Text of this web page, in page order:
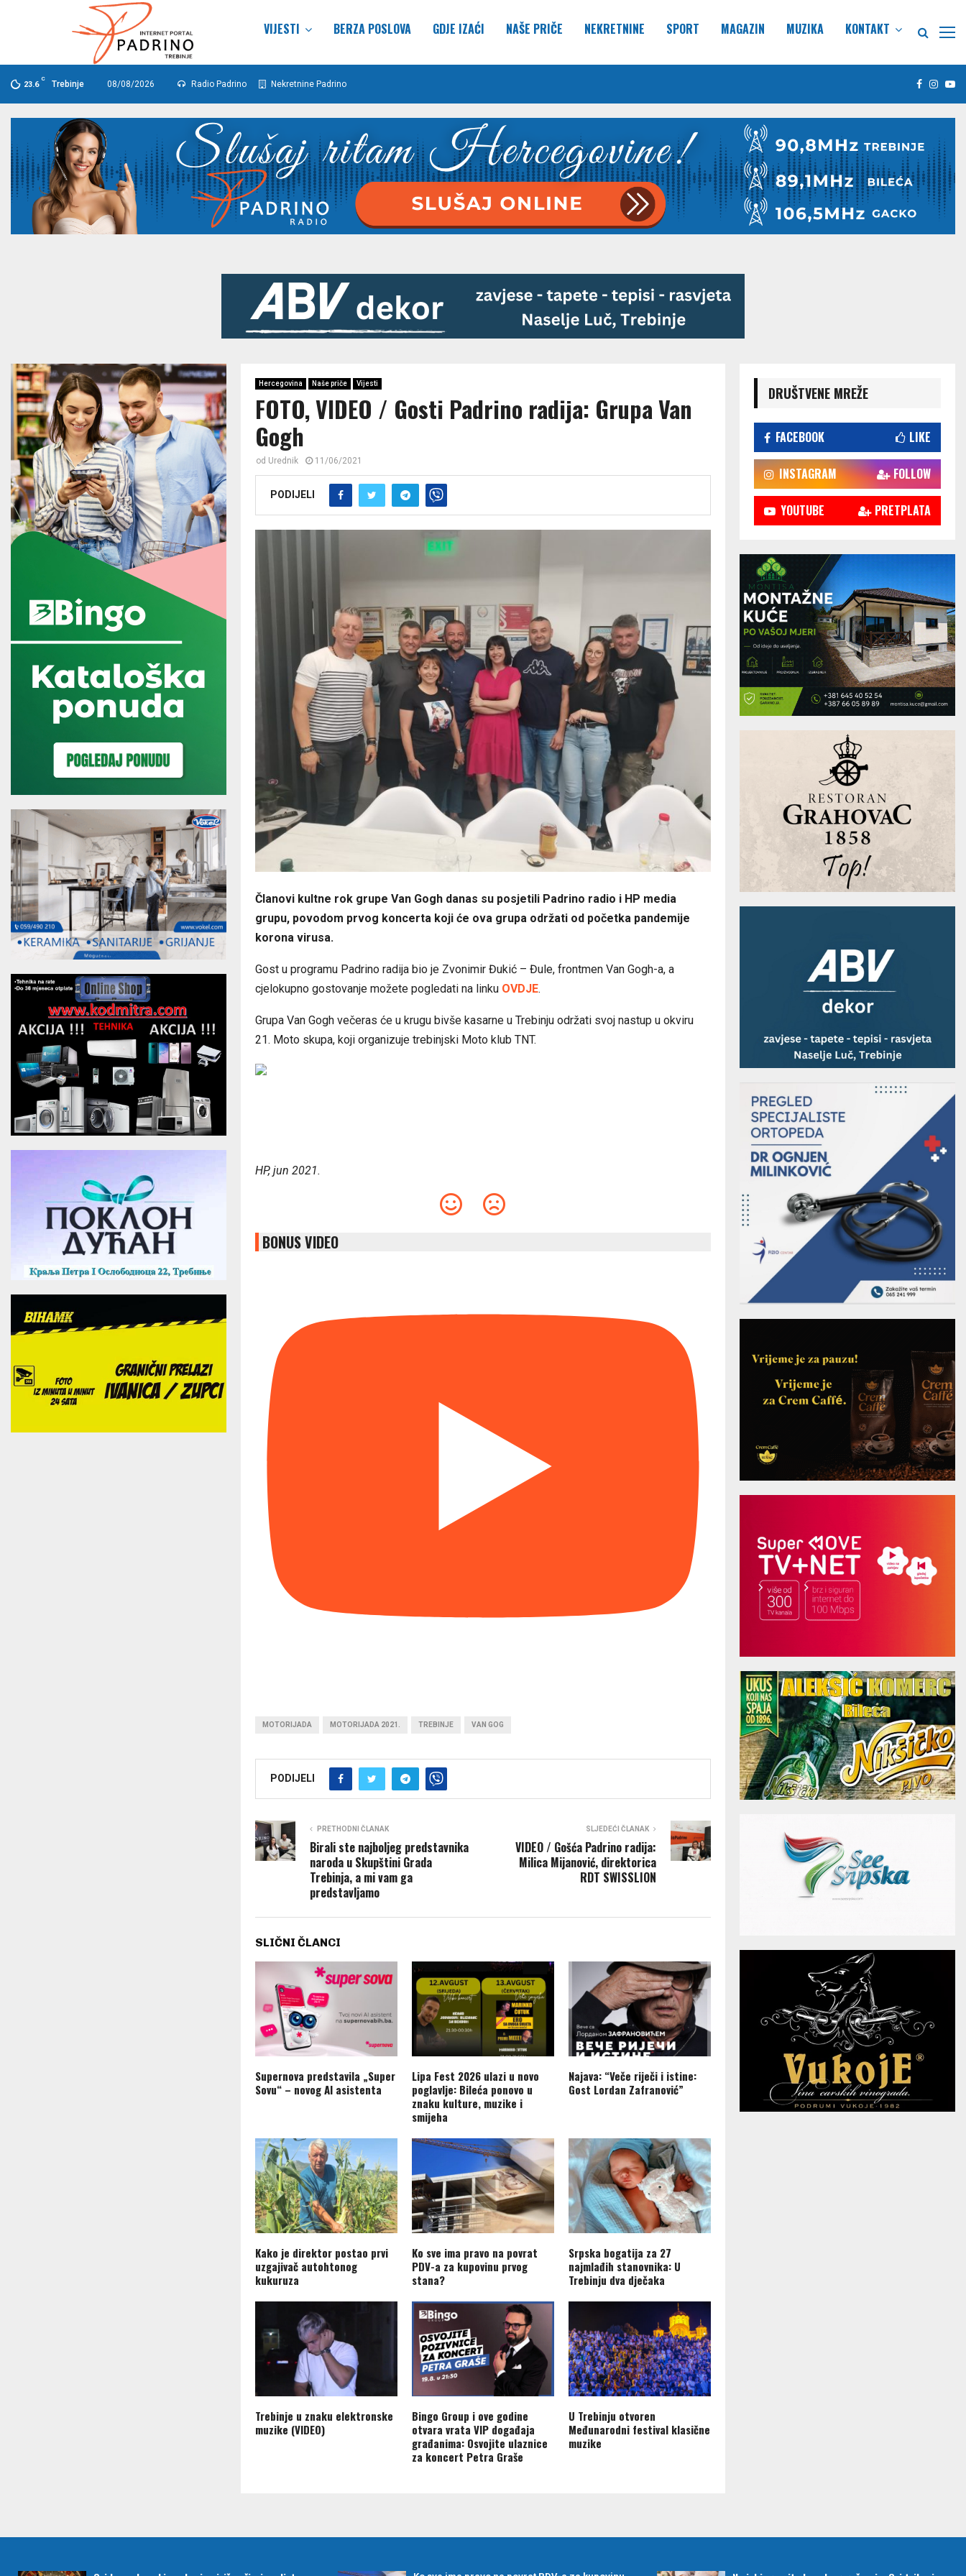
VIJESTI BERZA POSLOVA GDJE IZAĆI NAŠE PRIČE NEKRETNINE SPORT MAGAZIN MUZIKA KONTAKT
23.6
C
Trebinje 08/08/2026 Radio Padrino Nekretnine Padrino Facebook
Hercegovina Naše priče Vijesti
FOTO, VIDEO / Gosti Padrino radija: Grupa Van
Gogh
od Urednik 11/06/2021
PODIJELI
Članovi kultne rok grupe Van Gogh danas su posjetili Padrino radio i HP media
grupu, povodom prvog koncerta koji će ova grupa održati od početka pandemije
korona virusa.
Gost u programu Padrino radija bio je Zvonimir Đukić – Đule, frontmen Van Gogh-a, a
cjelokupno gostovanje možete pogledati na linku OVDJE.
Grupa Van Gogh večeras će u krugu bivše kasarne u Trebinju održati svoj nastup u okviru
21. Moto skupa, koji organizuje trebinjski Moto klub TNT.
HP, jun 2021.
BONUS VIDEO
MOTORIJADA MOTORIJADA 2021. TREBINJE VAN GOG
PODIJELI
PRETHODNI ČLANAK
Birali ste najboljeg predstavnika
naroda u Skupštini Grada
Trebinja, a mi vam ga
predstavljamo
SLJEDEĆI ČLANAK
VIDEO / Gošća Padrino radija:
Milica Mijanović, direktorica
RDT SWISSLION
SLIČNI ČLANCI
Supernova predstavila „Super
Sovu“ – novog AI asistenta
Lipa Fest 2026 ulazi u novo
poglavlje: Bileća ponovo u
znaku kulture, muzike i
smijeha
Najava: “Veče riječi i istine:
Gost Lordan Zafranović”
Kako je direktor postao prvi
uzgajivač autohtonog
kukuruza
Ko sve ima pravo na povrat
PDV-a za kupovinu prvog
stana?
Srpska bogatija za 27
najmlađih stanovnika: U
Trebinju dva dječaka
Trebinje u znaku elektronske
muzike (VIDEO)
Bingo Group i ove godine
otvara vrata VIP događaja
građanima: Osvojite ulaznice
za koncert Petra Graše
U Trebinju otvoren
Međunarodni festival klasične
muzike
DRUŠTVENE MREŽE
FACEBOOK LIKE
INSTAGRAM FOLLOW
YOUTUBE PRETPLATA